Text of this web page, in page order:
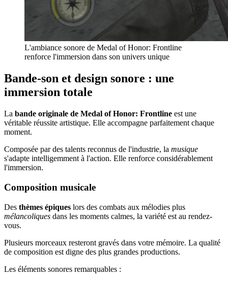
L'ambiance sonore de Medal of Honor: Frontline
renforce l'immersion dans son univers unique
Bande-son et design sonore : une
immersion totale
La bande originale de Medal of Honor: Frontline est une
véritable réussite artistique. Elle accompagne parfaitement chaque
moment.
Composée par des talents reconnus de l'industrie, la musique
s'adapte intelligemment à l'action. Elle renforce considérablement
l'immersion.
Composition musicale
Des thèmes épiques lors des combats aux mélodies plus
mélancoliques dans les moments calmes, la variété est au rendez-
vous.
Plusieurs morceaux resteront gravés dans votre mémoire. La qualité
de composition est digne des plus grandes productions.
Les éléments sonores remarquables :